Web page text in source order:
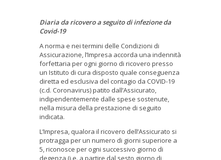
Diaria da ricovero a seguito di infezione da
Covid-19
A norma e nei termini delle Condizioni di
Assicurazione, l’Impresa accorda una indennità
forfettaria per ogni giorno di ricovero presso
un Istituto di cura disposto quale conseguenza
diretta ed esclusiva del contagio da COVID-19
(c.d. Coronavirus) patito dall’Assicurato,
indipendentemente dalle spese sostenute,
nella misura della prestazione di seguito
indicata.
L’Impresa, qualora il ricovero dell’Assicurato si
protragga per un numero di giorni superiore a
5, riconosce per ogni successivo giorno di
degenza (i.e. a partire dal sesto giorno di